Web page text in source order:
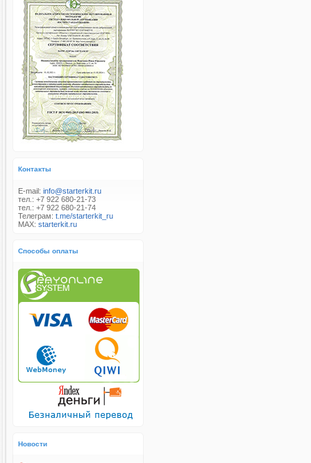
Контакты
E-mail: info@starterkit.ru
тел.: +7 922 680-21-73
тел.: +7 922 680-21-74
Телеграм: t.me/starterkit_ru
MAX: starterkit.ru
Способы оплаты
Новости